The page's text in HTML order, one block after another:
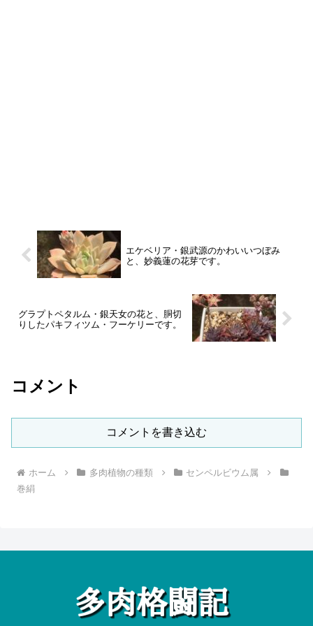
エケベリア・銀武源のかわいいつぼみ
と、妙義蓮の花芽です。
グラプトペタルム・銀天女の花と、胴切
りしたパキフィツム・フーケリーです。
コメント
コメントを書き込む
ホーム 多肉植物の種類
センペルビウム属
巻絹